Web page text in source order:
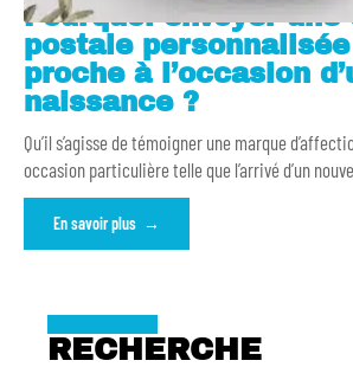
Pourquoi envoyer une
postale
proche à l’occasion
naissance ?
Qu’il s’agisse de témoigner une marque
occasion particulière telle que l’arrivé d’un
En savoir plus
RECHERCHE